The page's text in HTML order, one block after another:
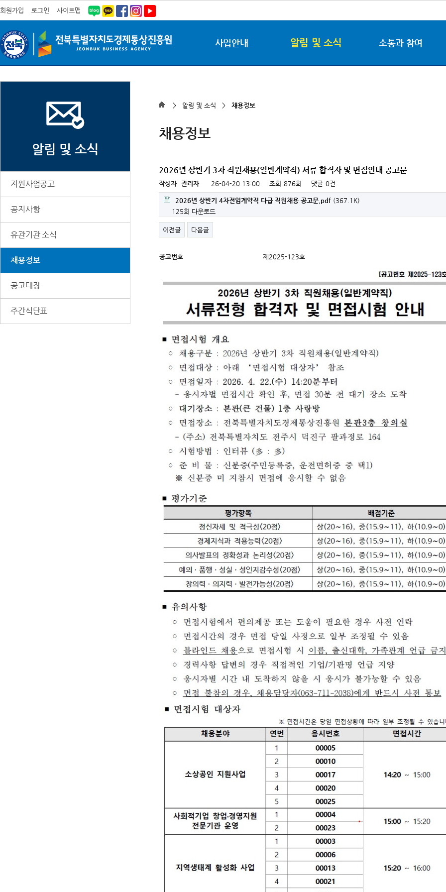
회원가입 로그인 사이트맵
사업안내 알림 및 소식 소통과 참여
알림 및 소식
지원사업공고
공지사항
유관기관 소식
채용정보
공고대장
주간식단표
> 알림 및 소식 > 채용정보
채용정보
2026년 상반기 3차 직원채용(일반계약직) 서류 합격자 및 면접안내 공고문
작성자 관리자 26-04-20 13:00 조회 876회 댓글 0건
2026년 상반기 4차전임계약직 다급 직원채용 공고문.pdf (367.1K)
125회 다운로드
이전글 다음글
세
보
공고번호 제2025-123호